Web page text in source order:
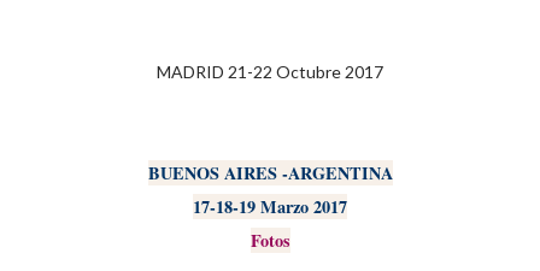
MADRID 21-22 Octubre 2017
BUENOS AIRES -ARGENTINA
17-18-19 Marzo 2017
Fotos